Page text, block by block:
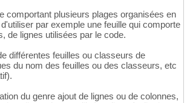
comportant plusieurs plages organisées en
par exemple une feuille qui comporte
de lignes utilisées par le code.
différentes feuilles ou classeurs de
du nom des feuilles ou des classeurs, etc
du genre ajout de lignes ou de colonnes,